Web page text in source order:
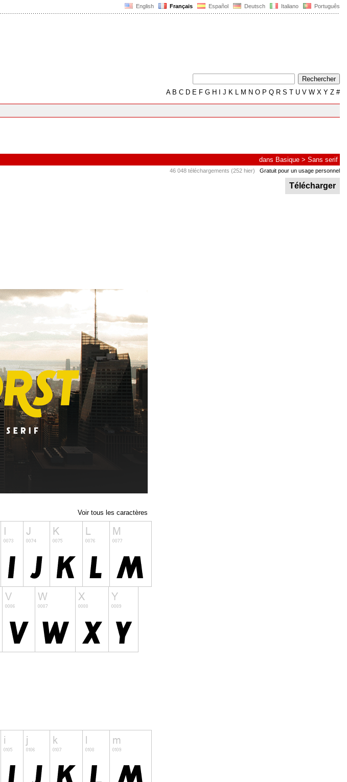
English Français Español Deutsch Italiano Português
AB C D E F G H J K L M N O P Q R S T U V W X Y Z #
dans Basique > Sans serif
46 048 téléchargements (252 hier) Gratuit pour un usage personnel
Télécharger
Voir tous les caractères